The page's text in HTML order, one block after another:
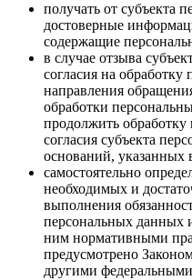
получать от субъекта
достоверные
содержащие
в случае отзыва
согласия на
направления
обработки
продолжить
согласия субъекта
оснований, указанных
самостоятельно
необходимых и
выполнения
персональных данных
ним нормативными
предусмотрено
другими